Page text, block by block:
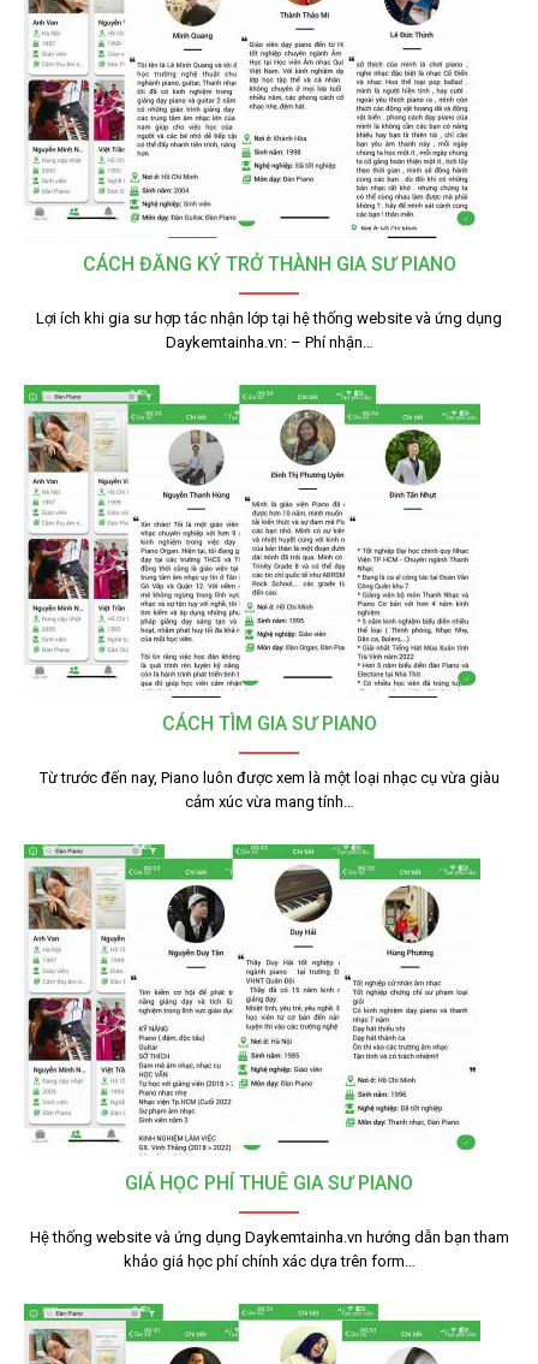
CÁCH ĐĂNG KÝ TRỞ THÀNH GIA SƯ PIANO
Lợi ích khi gia sư hợp tác nhận lớp tại hệ thống website và ứng dụng
Daykemtainha.vn: – Phí nhận…
CÁCH TÌM GIA SƯ PIANO
Từ trước đến nay, Piano luôn được xem là một loại nhạc cụ vừa giàu
cảm xúc vừa mang tính…
GIÁ HỌC PHÍ THUÊ GIA SƯ PIANO
Hệ thống website và ứng dụng Daykemtainha.vn hướng dẫn bạn tham
khảo giá học phí chính xác dựa trên form…